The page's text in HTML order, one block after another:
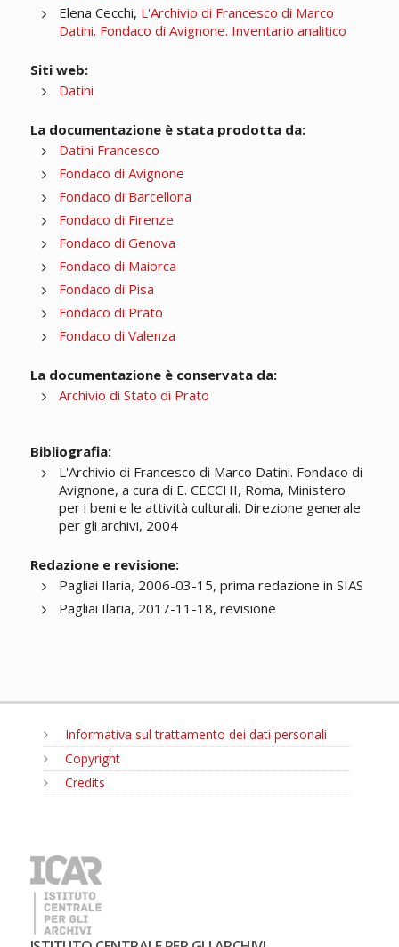
Elena Cecchi, L'Archivio di Francesco di Marco
Datini. Fondaco di Avignone. Inventario analitico
Siti web:
Datini
La documentazione è stata prodotta da:
Datini Francesco
Fondaco di Avignone
Fondaco di Barcellona
Fondaco di Firenze
Fondaco di Genova
Fondaco di Maiorca
Fondaco di Pisa
Fondaco di Prato
Fondaco di Valenza
La documentazione è conservata da:
Archivio di Stato di Prato
Bibliografia:
L'Archivio di Francesco di Marco Datini. Fondaco di
Avignone, a cura di E. CECCHI, Roma, Ministero
per i beni e le attività culturali. Direzione generale
per gli archivi, 2004
Redazione e revisione:
Pagliai Ilaria, 2006-03-15, prima redazione in SIAS
Pagliai Ilaria, 2017-11-18, revisione
Informativa sul trattamento dei dati personali
Copyright
Credits